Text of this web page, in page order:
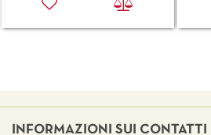
INFORMAZIONI SUI CONTATTI